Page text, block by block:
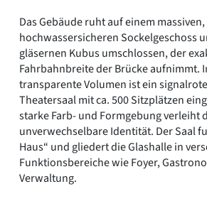
Das Gebäude ruht auf einem massiven,
hochwassersicheren Sockelgeschoss
gläsernen Kubus umschlossen, der
Fahrbahnbreite der Brücke aufnimmt.
transparente Volumen ist ein
Theatersaal mit ca. 500 Sitzplätzen
starke Farb- und Formgebung verleiht
unverwechselbare Identität. Der Saal
Haus“ und gliedert die Glashalle in
Funktionsbereiche wie Foyer,
Verwaltung.